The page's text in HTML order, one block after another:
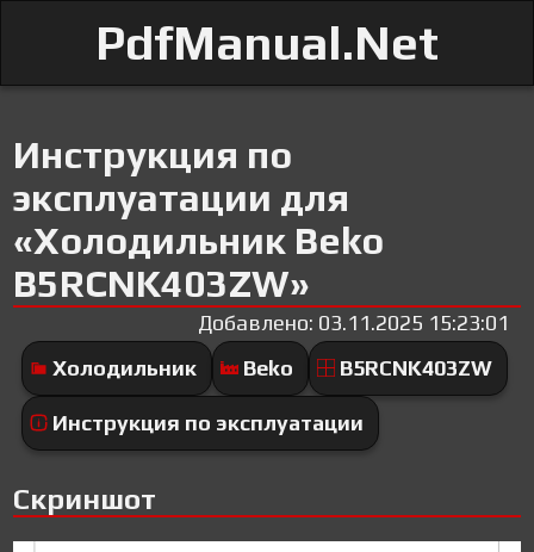
PdfManual.Net
Инструкция по
эксплуатации для
«Холодильник Beko
B5RCNK403ZW»
Добавлено: 03.11.2025 15:23:01
Холодильник
Beko B5RCNK403ZW
Инструкция по эксплуатации
Скриншот